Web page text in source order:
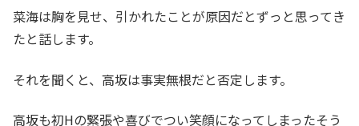
菜海は胸を見せ、引かれたことが原因だとずっと思ってき
たと話します。
それを聞くと、高坂は事実無根だと否定します。
高坂も初Hの緊張や喜びでつい笑顔になってしまったそう